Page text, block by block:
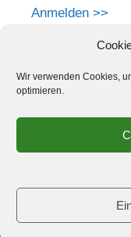
Wir verwenden Cookies,
optimieren.
Anmelden >>
© 2026 Schach-Club